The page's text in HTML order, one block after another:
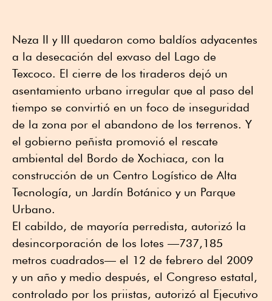
Neza II y III quedaron como baldíos adyacentes
a la desecación del exvaso del Lago de
Texcoco. El cierre de los tiraderos dejó un
asentamiento urbano irregular que al paso del
tiempo se convirtió en un foco de inseguridad
de la zona por el abandono de los terrenos. Y
el gobierno peñista promovió el rescate
ambiental del Bordo de Xochiaca, con la
construcción de un Centro Logístico de Alta
Tecnología, un Jardín Botánico y un Parque
Urbano.
El cabildo, de mayoría perredista, autorizó la
desincorporación de los lotes —737,185
metros cuadrados— el 12 de febrero del 2009
y un año y medio después, el Congreso estatal,
controlado por los priistas, autorizó al Ejecutivo